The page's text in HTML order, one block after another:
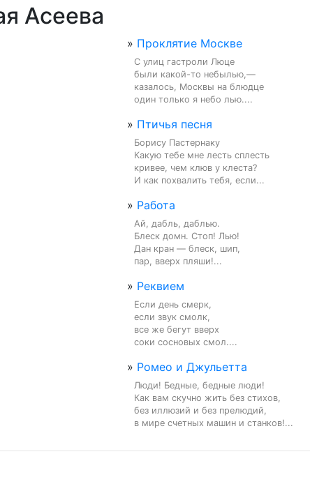
Асеева
» Проклятие Москве
С улиц гастроли Люце
были какой-то небылью,—
казалось, Москвы на блюдце
один только я небо лью....
» Птичья песня
Борису Пастернаку
Какую тебе мне лесть сплесть
кривее, чем клюв у клеста?
И как похвалить тебя, если...
» Работа
Ай, дабль, даблью.
Блеск домн. Стоп! Лью!
Дан кран — блеск, шип,
пар, вверх пляши!...
» Реквием
Если день смерк,
если звук смолк,
все же бегут вверх
соки сосновых смол....
» Ромео и Джульетта
Люди! Бедные, бедные люди!
Как вам скучно жить без стихов,
без иллюзий и без прелюдий,
в мире счетных машин и станков!...